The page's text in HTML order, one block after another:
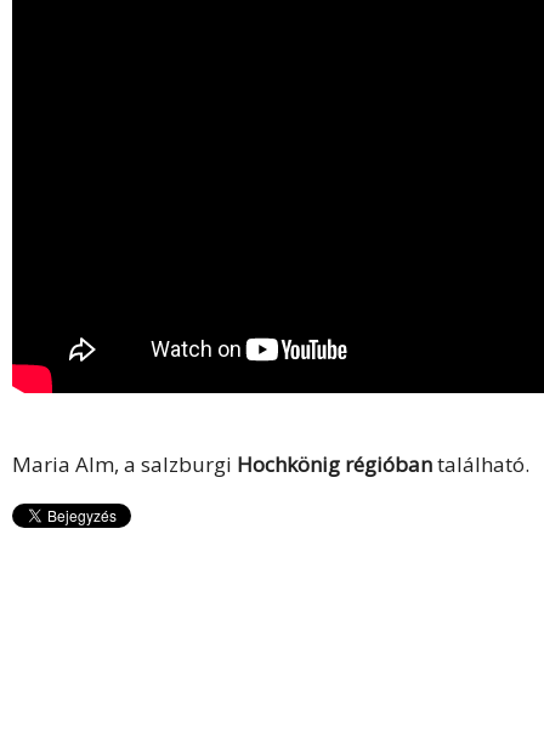
Maria Alm, a salzburgi Hochkönig régióbantalálható.